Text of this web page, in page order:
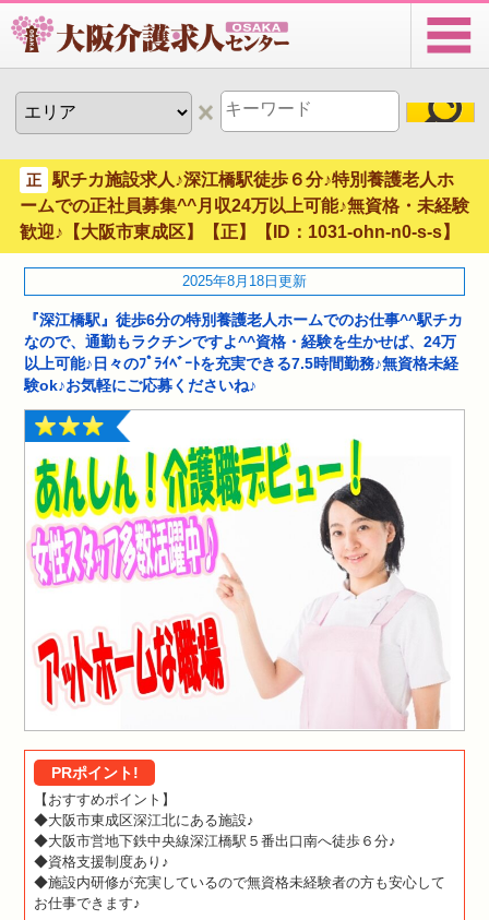
正
駅チカ施設求人♪深江橋駅徒歩６分♪特別養護老人ホ
ームでの正社員募集^^月収24万以上可能♪無資格・未経験
歓迎♪【大阪市東成区】【正】【ID：1031-ohn-n0-s-s】
2025年8月18日更新
『深江橋駅』徒歩6分の特別養護老人ホームでのお仕事^^駅チカ
なので、通勤もラクチンですよ^^資格・経験を生かせば、24万
以上可能♪日々のﾌﾟﾗｲﾍﾞｰﾄを充実できる7.5時間勤務♪無資格未経
験ok♪お気軽にご応募くださいね♪
PRポイント!
【おすすめポイント】
◆大阪市東成区深江北にある施設♪
◆大阪市営地下鉄中央線深江橋駅５番出口南へ徒歩６分♪
◆資格支援制度あり♪
◆施設内研修が充実しているので無資格未経験者の方も安心して
お仕事できます♪